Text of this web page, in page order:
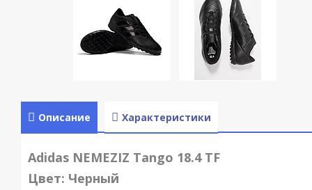
Описание Характеристики
Adidas NEMEZIZ Tango 18.4 TF
Цвет: Черный